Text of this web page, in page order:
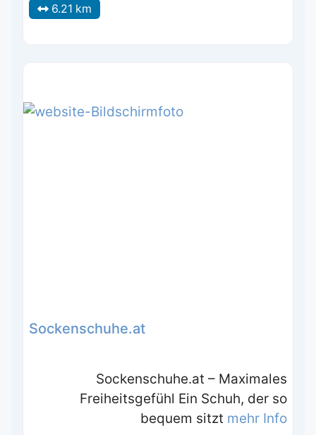
6.21 km
Sockenschuhe.at
Sockenschuhe.at – Maximales
Freiheitsgefühl Ein Schuh, der so
bequem sitzt mehr Info